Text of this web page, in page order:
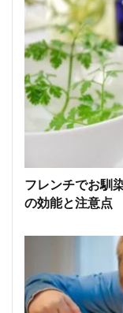
フレンチでお馴
の効能と注意点